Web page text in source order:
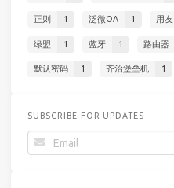
正则 1 泛微OA 1 用友
绿盟 1 蓝牙 1 路由器
默认密码 1 齐治堡垒机 1
SUBSCRIBE FOR UPDATES